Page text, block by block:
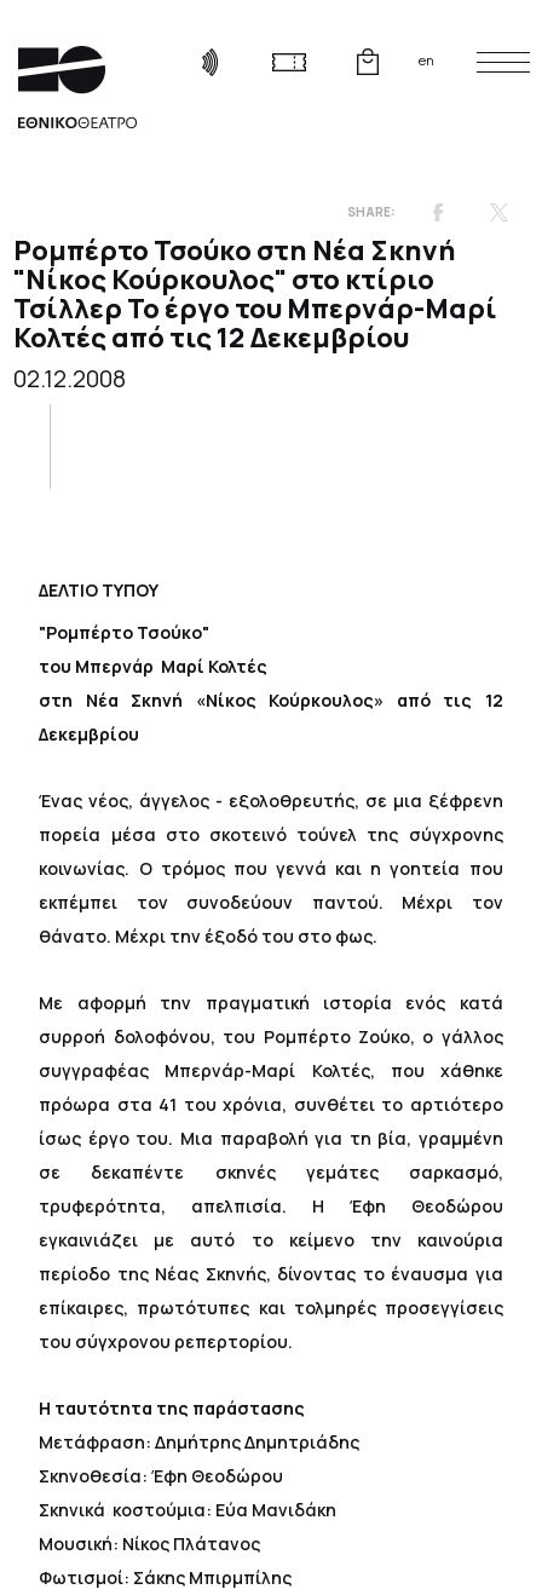
en
Ρομπέρτο Τσούκο στη Νέα Σκηνή
"Νίκος Κούρκουλος" στο κτίριο
Τσίλλερ Το έργο του Μπερνάρ-Μαρί
Κολτές από τις 12 Δεκεμβρίου
02.12.2008
ΔΕΛΤΙΟ ΤΥΠΟΥ
"Ρομπέρτο Τσούκο"
του Μπερνάρ  Μαρί Κολτές
στη Νέα Σκηνή «Νίκος Κούρκουλος» από τις 12
Δεκεμβρίου
Ένας νέος, άγγελος - εξολοθρευτής, σε μια ξέφρενη
πορεία μέσα στο σκοτεινό τούνελ της σύγχρονης
κοινωνίας. Ο τρόμος που γεννά και η γοητεία που
εκπέμπει τον συνοδεύουν παντού. Μέχρι τον
θάνατο. Μέχρι την έξοδό του στο φως.
Με αφορμή την πραγματική ιστορία ενός κατά
συρροή δολοφόνου, του Ρομπέρτο Ζούκο, ο γάλλος
συγγραφέας Μπερνάρ-Μαρί Κολτές, που χάθηκε
πρόωρα στα 41 του χρόνια, συνθέτει το αρτιότερο
ίσως έργο του. Μια παραβολή για τη βία, γραμμένη
σε δεκαπέντε σκηνές γεμάτες σαρκασμό,
τρυφερότητα, απελπισία. Η Έφη Θεοδώρου
εγκαινιάζει με αυτό το κείμενο την καινούρια
περίοδο της Νέας Σκηνής, δίνοντας το έναυσμα για
επίκαιρες, πρωτότυπες και τολμηρές προσεγγίσεις
του σύγχρονου ρεπερτορίου.
Η ταυτότητα της παράστασης
Μετάφραση: Δημήτρης Δημητριάδης
Σκηνοθεσία: Έφη Θεοδώρου
Σκηνικά  κοστούμια: Εύα Μανιδάκη
Μουσική: Νίκος Πλάτανος
Φωτισμοί: Σάκης Μπιρμπίλης